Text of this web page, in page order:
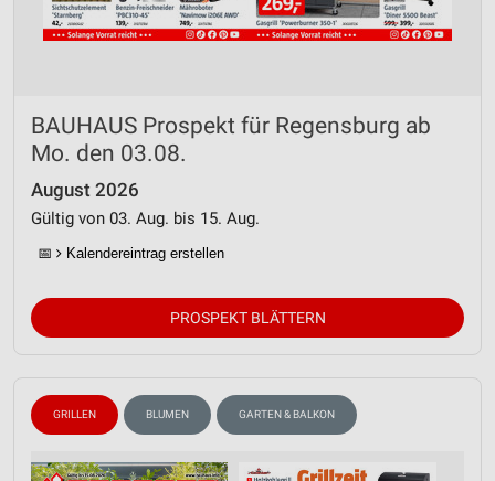
BAUHAUS Prospekt für Regensburg ab
Mo. den 03.08.
August 2026
Gültig von 03. Aug. bis 15. Aug.
📅 Kalendereintrag erstellen
PROSPEKT BLÄTTERN
GRILLEN BLUMEN GARTEN & BALKON